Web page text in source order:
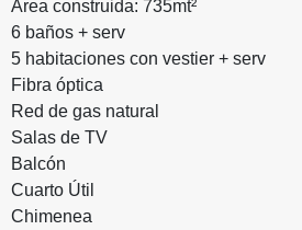
Área construida: 735mt²
6 baños + serv
5 habitaciones con vestier + serv
Fibra óptica
Red de gas natural
Salas de TV
Balcón
Cuarto Útil
Chimenea